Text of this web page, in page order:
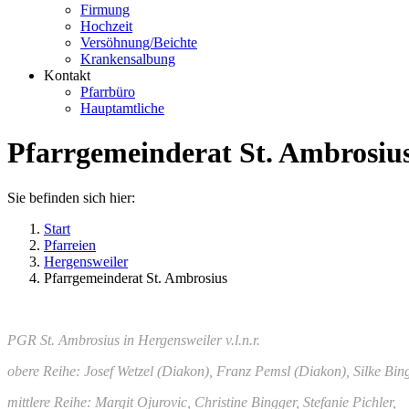
Firmung
Hochzeit
Versöhnung/Beichte
Krankensalbung
Kontakt
Pfarrbüro
Hauptamtliche
Pfarrgemeinderat St.
Sie befinden sich hier:
Start
Pfarreien
Hergensweiler
Pfarrgemeinderat St. Ambrosius
PGR St. Ambrosius in Hergensweiler v.l.n.r.
obere Reihe: Josef Wetzel (Diakon), Franz Pemsl (Diakon), Silke
mittlere Reihe: Margit Ojurovic, Christine Bingger, Stefanie Pichler,